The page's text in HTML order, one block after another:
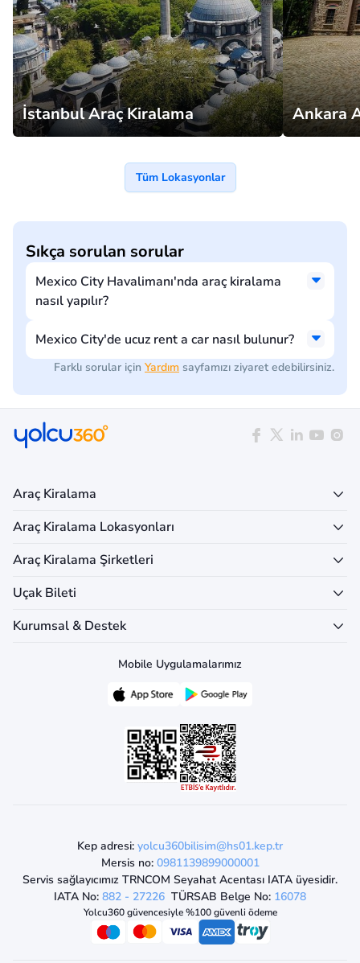
İstanbul Araç Kiralama Ankara
Tüm Lokasyonlar
Sıkça sorulan sorular
Mexico City Havalimanı'nda araç kiralama
nasıl yapılır?
Mexico City'de ucuz rent a car nasıl bulunur?
Farklı sorular için Yardım sayfamızı ziyaret edebilirsiniz.
Araç Kiralama
Araç Kiralama Lokasyonları
Araç Kiralama Şirketleri
Uçak Bileti
Kurumsal & Destek
Mobile Uygulamalarımız
Kep adresi: yolcu360bilisim@hs01.kep.tr
Mersis no: 0981139899000001
Servis sağlayıcımız TRNCOM Seyahat Acentası IATA üyesidir.
IATA No: 882 - 27226 TÜRSAB Belge No: 16078
Yolcu360 güvencesiyle %100 güvenli ödeme